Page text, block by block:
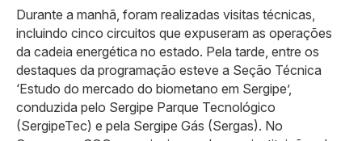
Durante a manhã, foram realizadas visitas técnicas,
incluindo cinco circuitos que expuseram as operações
da cadeia energética no estado. Pela tarde, entre os
destaques da programação esteve a Seção Técnica
‘Estudo do mercado do biometano em Sergipe’,
conduzida pelo Sergipe Parque Tecnológico
(SergipeTec) e pela Sergipe Gás (Sergas). No